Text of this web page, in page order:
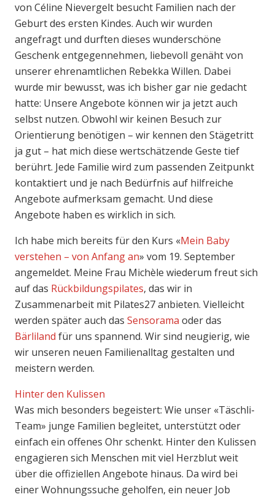
von Céline Nievergelt besucht Familien nach der
Geburt des ersten Kindes. Auch wir wurden
angefragt und durften dieses wunderschöne
Geschenk entgegennehmen, liebevoll genäht von
unserer ehrenamtlichen Rebekka Willen. Dabei
wurde mir bewusst, was ich bisher gar nie gedacht
hatte: Unsere Angebote können wir ja jetzt auch
selbst nutzen. Obwohl wir keinen Besuch zur
Orientierung benötigen – wir kennen den Stägetritt
ja gut – hat mich diese wertschätzende Geste tief
berührt. Jede Familie wird zum passenden Zeitpunkt
kontaktiert und je nach Bedürfnis auf hilfreiche
Angebote aufmerksam gemacht. Und diese
Angebote haben es wirklich in sich.
Ich habe mich bereits für den Kurs «Mein Baby
verstehen – von Anfang an» vom 19. September
angemeldet. Meine Frau Michèle wiederum freut sich
auf das Rückbildungspilates, das wir in
Zusammenarbeit mit Pilates27 anbieten. Vielleicht
werden später auch das Sensorama oder das
Bärliland für uns spannend. Wir sind neugierig, wie
wir unseren neuen Familienalltag gestalten und
meistern werden.
Hinter den Kulissen
Was mich besonders begeistert: Wie unser «Täschli-
Team» junge Familien begleitet, unterstützt oder
einfach ein offenes Ohr schenkt. Hinter den Kulissen
engagieren sich Menschen mit viel Herzblut weit
über die offiziellen Angebote hinaus. Da wird bei
einer Wohnungssuche geholfen, ein neuer Job